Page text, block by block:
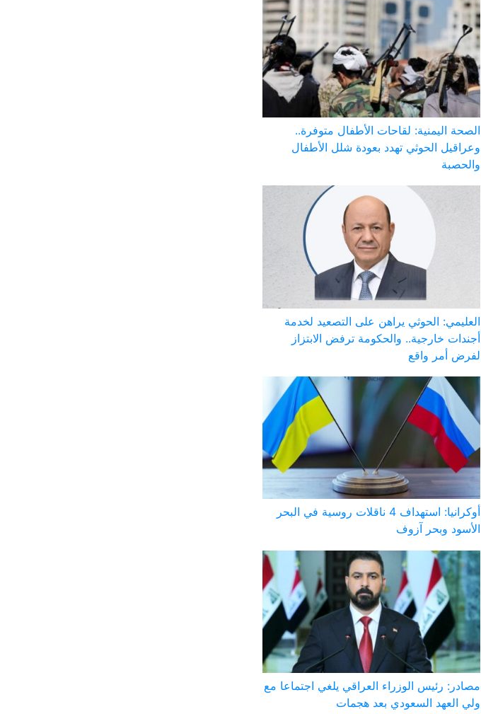
الصحة اليمنية: لقاحات الأطفال متوفرة..
وعراقيل الحوثي تهدد بعودة شلل الأطفال
والحصبة
العليمي: الحوثي يراهن على التصعيد لخدمة
أجندات خارجية.. والحكومة ترفض الابتزاز
لفرض أمر واقع
أوكرانيا: استهداف 4 ناقلات روسية في البحر
الأسود وبحر آزوف
مصادر: رئيس الوزراء العراقي يلغي اجتماعا مع
ولي العهد السعودي بعد هجمات